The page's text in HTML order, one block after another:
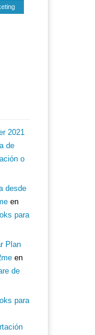
2021
de
o
desde
en
para
Plan
en
de
para